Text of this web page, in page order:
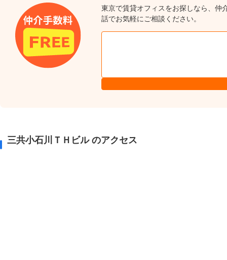
東京で賃貸オフィスをお探しなら、仲
話でお気軽にご相談ください。
三共小石川ＴＨビル のアクセス